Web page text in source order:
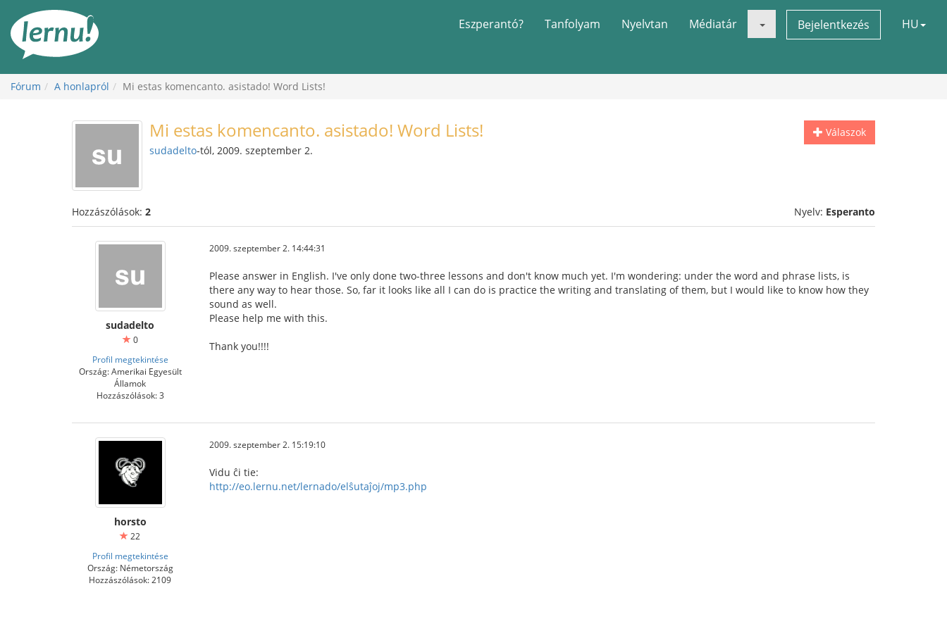
Eszperantó? Tanfolyam Nyelvtan Médiatár Bejelentkezés HU
Fórum A honlapról Mi estas komencanto. asistado! Word Lists!
Válaszok
Mi estas komencanto. asistado! Word Lists!
sudadelto-tól, 2009. szeptember 2.
Hozzászólások: 2 Nyelv: Esperanto
sudadelto
0
Profil megtekintése
Ország: Amerikai Egyesült
Államok
Hozzászólások: 3
2009. szeptember 2. 14:44:31
Please answer in English. I've only done two-three lessons and don't know much yet. I'm wondering: under the word and phrase lists, is
there any way to hear those. So, far it looks like all I can do is practice the writing and translating of them, but I would like to know how they
sound as well.
Please help me with this.
Thank you!!!!
horsto
22
Profil megtekintése
Ország: Németország
Hozzászólások: 2109
2009. szeptember 2. 15:19:10
Vidu ĉi tie:
http://eo.lernu.net/lernado/elŝutaĵoj/mp3.php